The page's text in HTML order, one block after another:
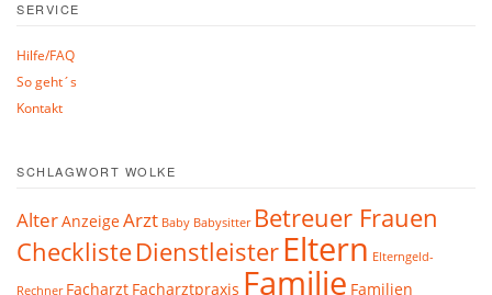
SERVICE
Hilfe/FAQ
So geht´s
Kontakt
SCHLAGWORT WOLKE
AlterAnzeigeArzt Baby Babysitter Betreuer Frauen
ChecklisteDienstleisterEltern Elterngeld-
Rechner Facharzt Facharztpraxis Familie Familien